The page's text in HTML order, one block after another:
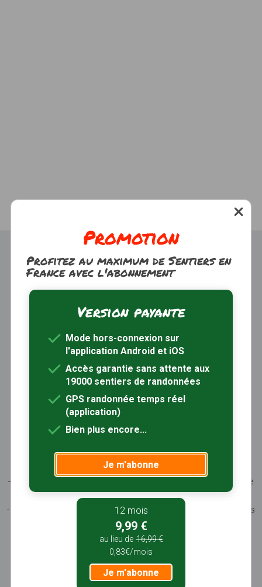
Trouver une randonnée À propos
Inscription / Connexion
Abonnement Rando+ Calendrier randos
Sites partenaires Contactez-nous
Sentiers-en-France, grâce aux nombreux circuits de
- les spécificités des terroirs (sites et milieux naturels,
patrimoine …)
- les producteurs locaux et les artisans, garants du savoir-faire
et du patrimoine
- ceux qui œuvrent à faire connaître tout ce patrimoine par des
manifestations culturelles
- ceux qui accueillent les touristes dans leur hébergement, à
leur table
Promotion
Profitez au maximum de Sentiers en
France avec l'abonnement
Version payante
Mode hors-connexion sur
l'application Android et iOS
Accès garantie sans attente aux
19000 sentiers de randonnées
GPS randonnée temps réel
(application)
Bien plus encore...
Je m'abonne
12 mois
9,99 €
au lieu de 16,99 €
0,83€/mois
Je m'abonne